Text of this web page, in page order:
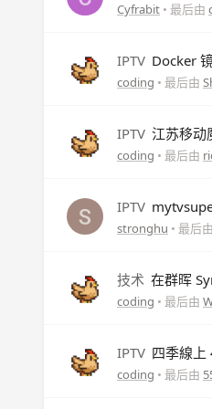
Cyfrabit • 最后由
IPTV Docker
coding • 最后由
IPTV 江苏移动
coding • 最后由
IPTV
stronghu • 最后由
技术 在群晖
coding • 最后由
IPTV 四季線
coding • 最后由